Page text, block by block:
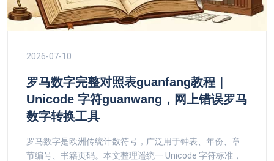
2026-07-10
罗马数字完整对照表guanfang教程｜
Unicode 字符guanwang，网上错误罗马
数字转换工具
罗马数字是欧洲传统计数符号，广泛用于钟表、年份、章
节编号、书籍页码。本文整理遥统一 Unicode 字符标准，